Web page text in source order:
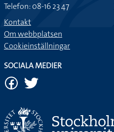
Telefon: 08-16 23 47
Kontakt
Om webbplatsen
Cookieinställningar
SOCIALA MEDIER